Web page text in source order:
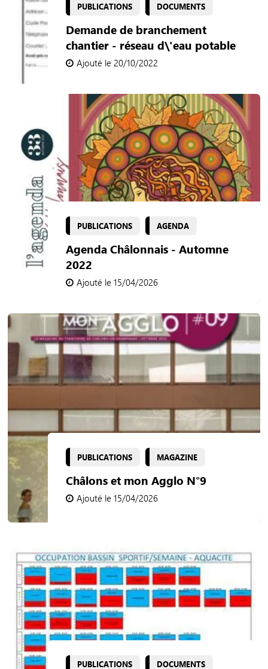
PUBLICATIONS DOCUMENTS
Demande de branchement
chantier - réseau d\'eau potable
Ajouté le 20/10/2022
PUBLICATIONS AGENDA
Agenda Châlonnais - Automne
2022
Ajouté le 15/04/2026
PUBLICATIONS MAGAZINE
Châlons et mon Agglo N°9
Ajouté le 15/04/2026
PUBLICATIONS DOCUMENTS